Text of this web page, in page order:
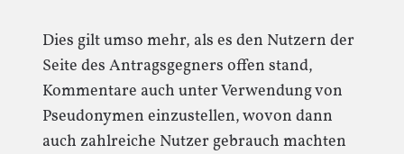
Dies gilt umso mehr, als es den Nutzern der
Seite des Antragsgegners offen stand,
Kommentare auch unter Verwendung von
Pseudonymen einzustellen, wovon dann
auch zahlreiche Nutzer gebrauch machten